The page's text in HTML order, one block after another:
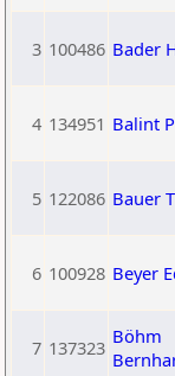
3 100486 Bader
4 134951 Balint
5 122086 Bauer
6 100928 Beyer
7 137323 Böhm